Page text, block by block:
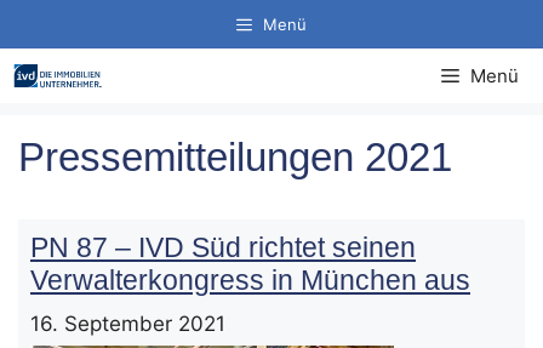
Inhalt
springen
Menü
Menü
Pressemitteilungen 2021
PN 87 – IVD Süd richtet seinen
Verwalterkongress in München aus
16. September 2021